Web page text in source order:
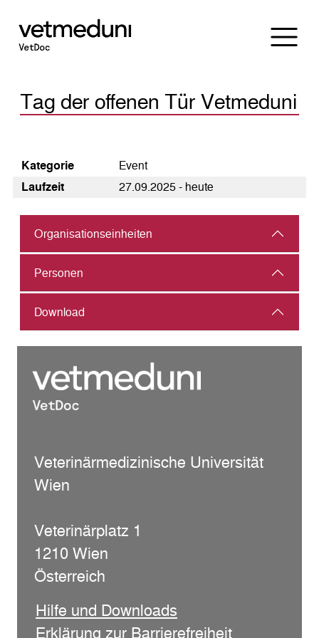
Tag der offenen Tür Vetmeduni
Kategorie
Event
Laufzeit
27.09.2025 - heute
Organisations­einheiten
Personen
Download
Veterinärmedizinische Universität
Wien
Veterinärplatz 1
1210 Wien
Österreich
Hilfe und Downloads
Erklärung zur Barrierefreiheit